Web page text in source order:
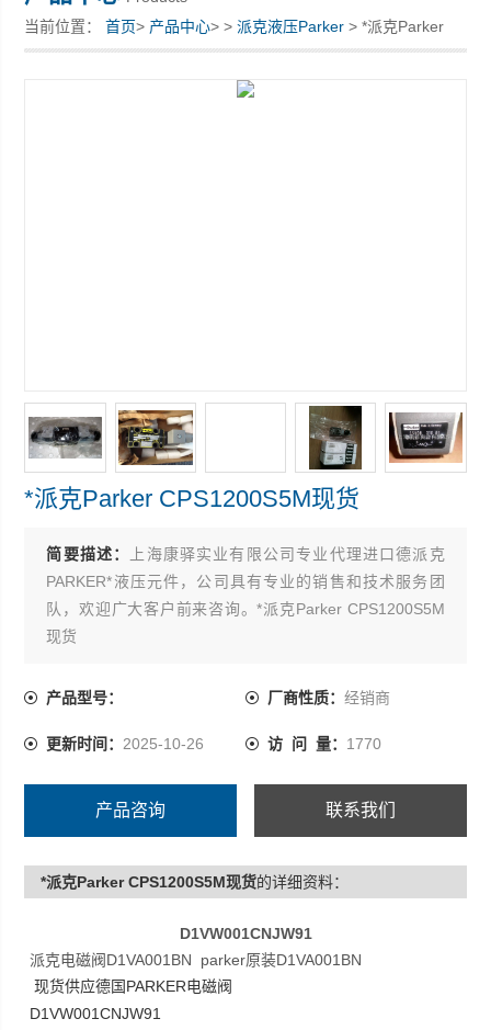
当前位置：首页> 产品中心> >派克液压Parker > *派克Parker
CPS1200S5M现货
*派克Parker CPS1200S5M现货
简要描述：
上海康驿实业有限公司专业代理进口德派克
PARKER*液压元件，公司具有专业的销售和技术服务团
队，欢迎广大客户前来咨询。*派克Parker CPS1200S5M
现货
产品型号： 厂商性质： 经销商
更新时间： 2025-10-26 访 问 量： 1770
产品咨询 联系我们
*派克Parker CPS1200S5M现货的详细资料：
D1VW001CNJW91
派克电磁阀D1VA001BN parker原装D1VA001BN
现货供应德国 PARKER电磁阀
D1VW001CNJW91